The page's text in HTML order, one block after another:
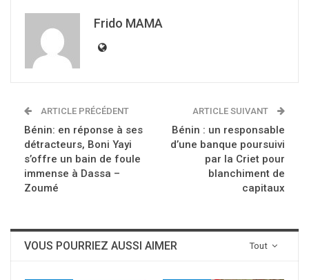
Frido MAMA
ARTICLE PRÉCÉDENT
Bénin: en réponse à ses
détracteurs, Boni Yayi
s’offre un bain de foule
immense à Dassa –
Zoumé
ARTICLE SUIVANT
Bénin : un responsable
d’une banque poursuivi
par la Criet pour
blanchiment de
capitaux
Tout
VOUS POURRIEZ AUSSI AIMER